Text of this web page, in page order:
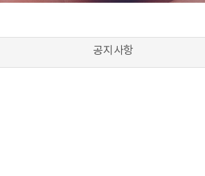
공지사항